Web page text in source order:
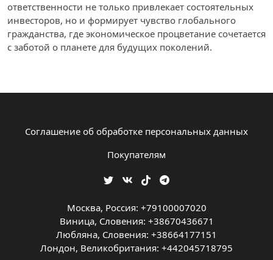
ответственности не только привлекает состоятельных
инвесторов, но и формирует чувство глобального
гражданства, где экономическое процветание сочетается
с заботой о планете для будущих поколений.
Соглашение об обработке персональных данных
Покупателям
Москва, Россия: +79100007020
Виница, Словения: +38670436671
Любляна, Словения: +38664177151
Лондон, Великобритания: +442045718795